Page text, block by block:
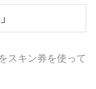
スキン券を使って